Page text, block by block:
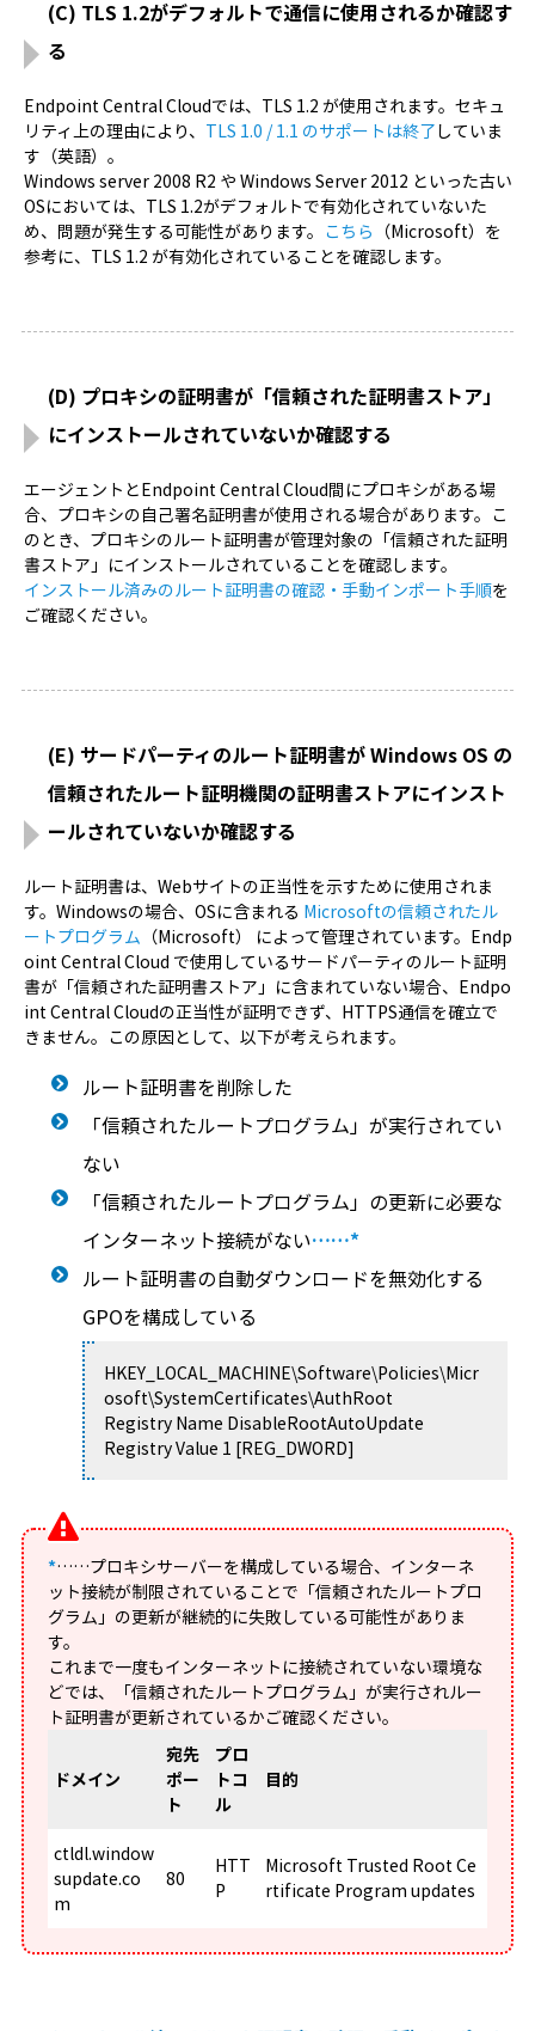
(C) TLS 1.2がデフォルトで通信に使用されるか確認す
る
Endpoint Central Cloudでは、TLS 1.2 が使用されます。セキュ
リティ上の理由により、 TLS 1.0 / 1.1 のサポートは終了 していま
す（英語）。
Windows server 2008 R2 や Windows Server 2012 といった古い
OSにおいては、TLS 1.2がデフォルトで有効化されていないた
め、問題が発生する可能性があります。 こちら （Microsoft）を
参考に、TLS 1.2 が有効化されていることを確認します。
(D) プロキシの証明書が「信頼された証明書ストア」
にインストールされていないか確認する
エージェントとEndpoint Central Cloud間にプロキシがある場
合、プロキシの自己署名証明書が使用される場合があります。こ
のとき、プロキシのルート証明書が管理対象の「信頼された証明
書ストア」にインストールされていることを確認します。
インストール済みのルート証明書の確認・手動インポート手順を
ご確認ください。
(E) サードパーティのルート証明書が Windows OS の
信頼されたルート証明機関の証明書ストアにインスト
ールされていないか確認する
ルート証明書は、Webサイトの正当性を示すために使用されま
す。Windowsの場合、OSに含まれる Microsoftの信頼されたル
ートプログラム （Microsoft） によって管理されています。Endp
oint Central Cloud で使用しているサードパーティのルート証明
書が「信頼された証明書ストア」に含まれていない場合、Endpo
int Central Cloudの正当性が証明できず、HTTPS通信を確立で
きません。この原因として、以下が考えられます。
ルート証明書を削除した
「信頼されたルートプログラム」が実行されてい
ない
「信頼されたルートプログラム」の更新に必要な
インターネット接続がない……*
ルート証明書の自動ダウンロードを無効化する
GPOを構成している
HKEY_LOCAL_MACHINE\Software\Policies\Micr
osoft\SystemCertificates\AuthRoot
Registry Name DisableRootAutoUpdate
Registry Value 1 [REG_DWORD]
*……プロキシサーバーを構成している場合、インターネ
ット接続が制限されていることで「信頼されたルートプロ
グラム」の更新が継続的に失敗している可能性がありま
す。
これまで一度もインターネットに接続されていない環境な
どでは、「信頼されたルートプログラム」が実行されルー
ト証明書が更新されているかご確認ください。
ドメイン
宛先
ポー
ト
プロ
トコ
ル
目的
ctldl.window
supdate.co
m
80
HTT
P
Microsoft Trusted Root Ce
rtificate Program updates